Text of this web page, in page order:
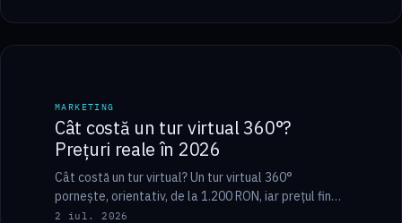
9 min
MARKETING
Cât costă un tur virtual 360°?
Prețuri reale în 2026
Cât costă un tur virtual? Un tur virtual 360°
pornește, orientativ, de la 1.200 RON, iar prețul final
depinde de mărimea spațiului…
2 iul. 2026